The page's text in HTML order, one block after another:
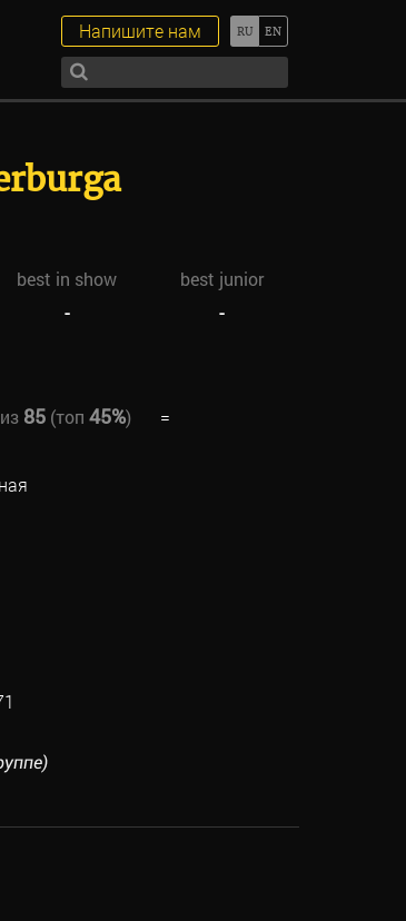
Напишите нам
best in show
best junior
- -
85(топ 45%)
=